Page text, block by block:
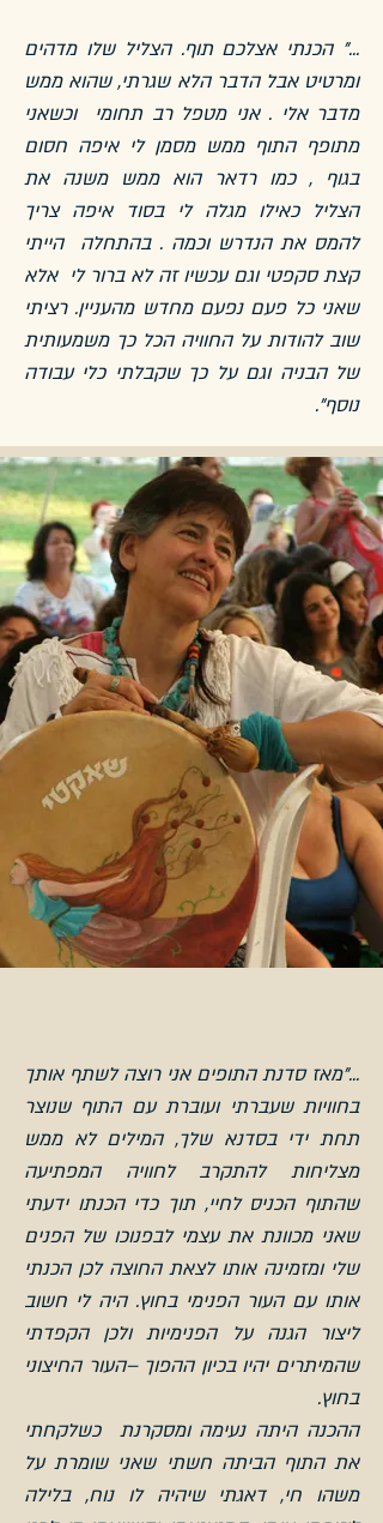
..." הכנתי אצלכם תוף. הצליל שלו מדהים
ומרטיט אבל הדבר הלא שגרתי, שהוא ממש
מדבר אלי . אני מטפל רב תחומי וכשאני
מתופף התוף ממש מסמן לי איפה חסום
בגוף , כמו רדאר הוא ממש משנה את
הצליל כאילו מגלה לי בסוד איפה צריך
להמס את הנדרש וכמה . בהתחלה הייתי
קצת סקפטי וגם עכשיו זה לא ברור לי אלא
שאני כל פעם נפעם מחדש מהעניין. רציתי
שוב להודות על החוויה הכל כך משמעותית
של הבניה וגם על כך שקבלתי כלי עבודה
נוסף".
..."מאז סדנת התופים אני רוצה לשתף אותך
בחוויות שעברתי ועוברת עם התוף שנוצר
תחת ידי בסדנא שלך, המילים לא ממש
מצליחות להתקרב לחוויה המפתיעה
שהתוף הכניס לחיי, תוך כדי הכנתו ידעתי
שאני מכוונת את עצמי לבפנוכו של הפנים
שלי ומזמינה אותו לצאת החוצה לכן הכנתי
אותו עם העור הפנימי בחוץ. היה לי חשוב
ליצור הגנה על הפנימיות ולכן הקפדתי
שהמיתרים יהיו בכיון ההפוך –העור החיצוני
בחוץ.
ההכנה היתה נעימה ומסקרנת כשלקחתי
את התוף הביתה חשתי שאני שומרת על
משהו חי, דאגתי שיהיה לו נוח, בלילה